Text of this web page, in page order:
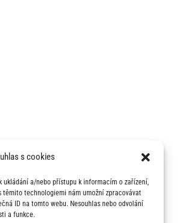
s cookies
ukládání a/nebo přístupu k informacím o zařízení,
technologiemi nám umožní zpracovávat
ID na tomto webu. Nesouhlas nebo odvolání
a funkce.